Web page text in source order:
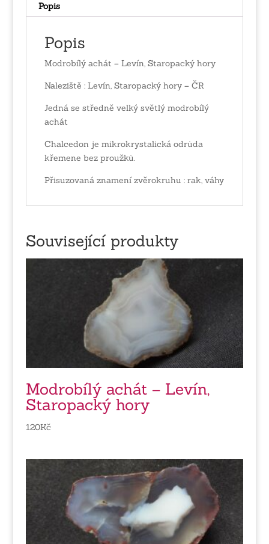
Popis
Popis
Modrobílý achát – Levín, Staropacký hory
Naleziště : Levín, Staropacký hory – ČR
Jedná se středně velký světlý modrobílý
achát
Chalcedon je mikrokrystalická odrůda
křemene bez proužků.
Přisuzovaná znamení zvěrokruhu : rak, váhy
Související produkty
Modrobílý achát – Levín,
Staropacký hory
120Kč